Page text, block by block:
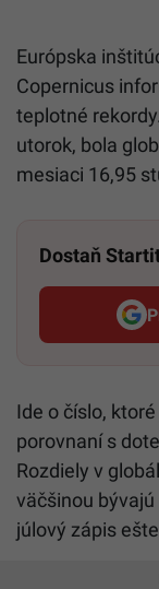
Európska
Copernicus
teplotné
utorok, bola
mesiaci 16,95
Dostaň
Ide o číslo,
porovnaní s
Rozdiely v
väčšinou
júlový zápis